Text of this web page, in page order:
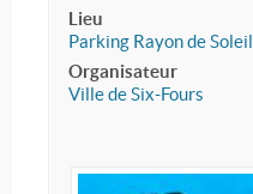
Lieu
Parking Rayon de Soleil
Organisateur
Ville de Six-Fours